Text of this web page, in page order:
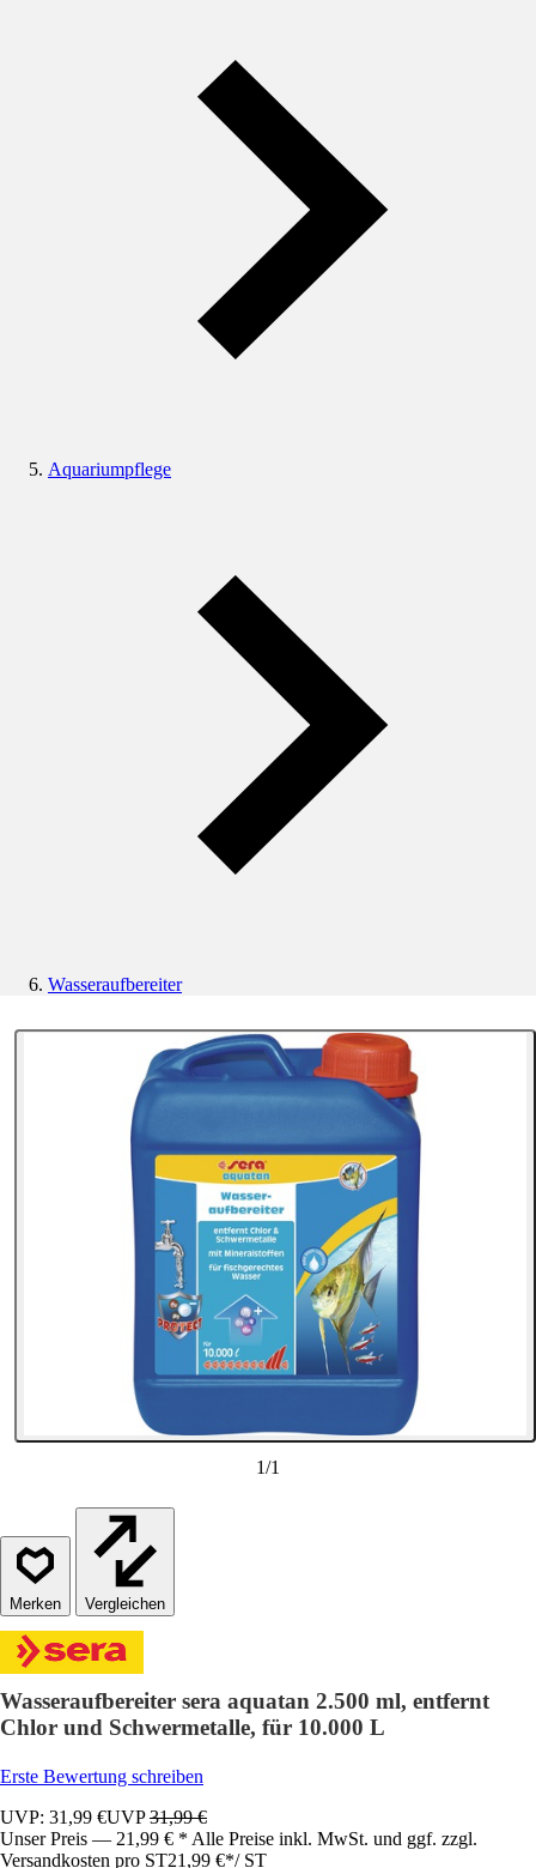
Aquariumpflege
Wasseraufbereiter
1/1
Vergleichen
Wasseraufbereiter sera aquatan 2.500 ml, entfernt
Chlor und Schwermetalle, für 10.000 L
Erste Bewertung schreiben
UVP: 31,99 €UVP31,99 €
Unser Preis — 21,99 € * Alle Preise inkl. MwSt. und ggf. zzgl.
Versandkosten pro ST21,99 €*/ ST